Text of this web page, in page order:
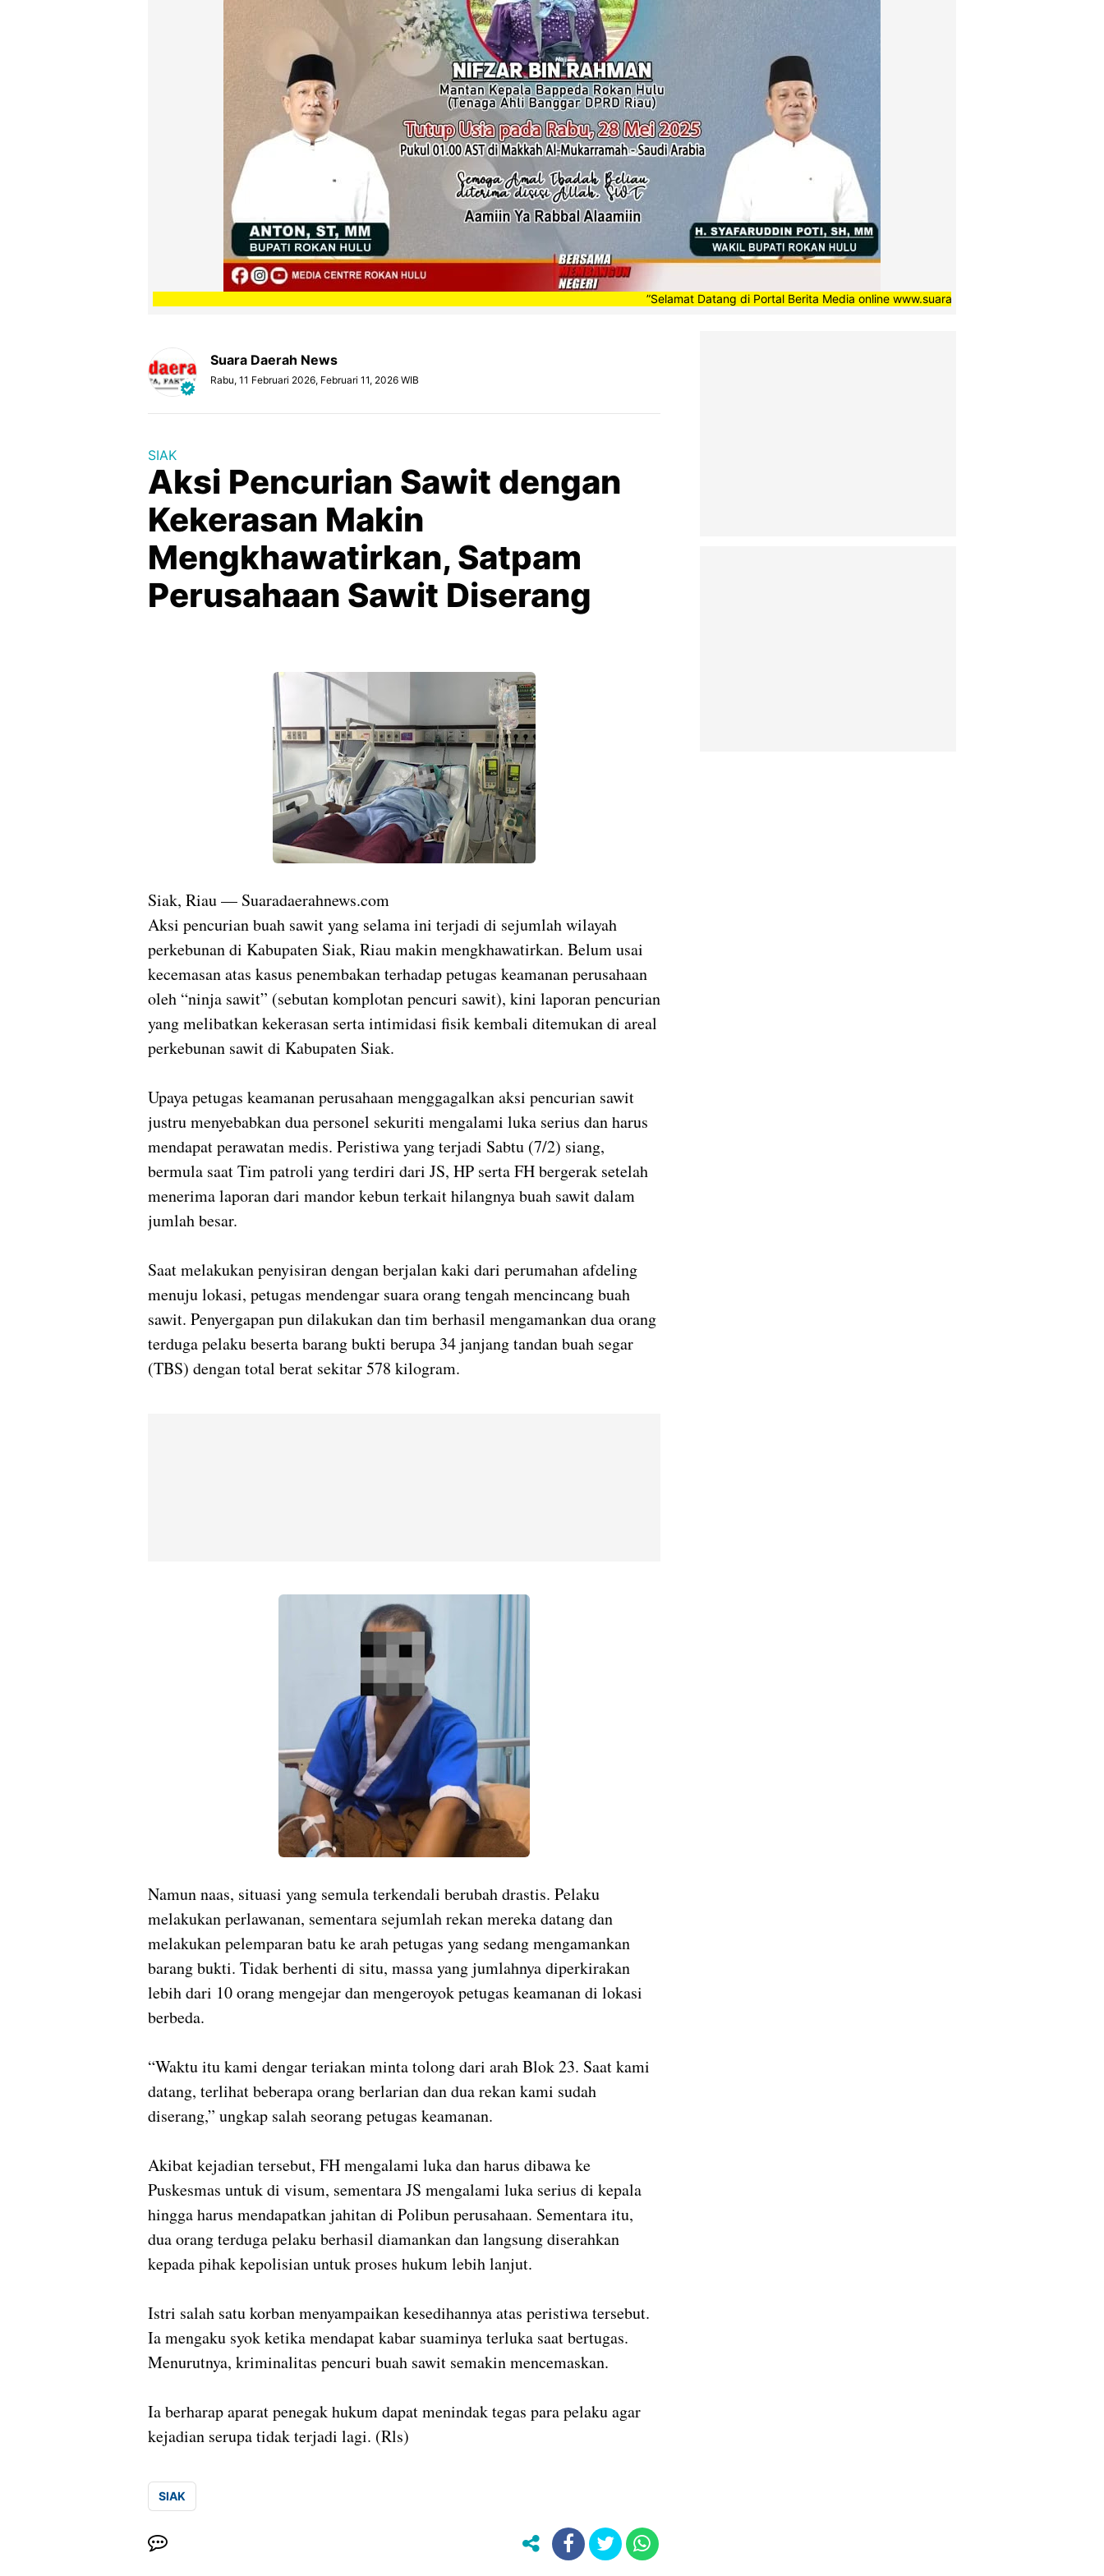
”Selamat Datang di Portal Berita Media online www.suaradaerahnews.com, semoga setiap
Suara Daerah News
Rabu, 11 Februari 2026, Februari 11, 2026 WIB
SIAK
Aksi Pencurian Sawit dengan
Kekerasan Makin
Mengkhawatirkan, Satpam
Perusahaan Sawit Diserang
Siak, Riau — Suaradaerahnews.com
Aksi pencurian buah sawit yang selama ini terjadi di sejumlah wilayah
perkebunan di Kabupaten Siak, Riau makin mengkhawatirkan. Belum usai
kecemasan atas kasus penembakan terhadap petugas keamanan perusahaan
oleh “ninja sawit” (sebutan komplotan pencuri sawit), kini laporan pencurian
yang melibatkan kekerasan serta intimidasi fisik kembali ditemukan di areal
perkebunan sawit di Kabupaten Siak.
Upaya petugas keamanan perusahaan menggagalkan aksi pencurian sawit
justru menyebabkan dua personel sekuriti mengalami luka serius dan harus
mendapat perawatan medis. Peristiwa yang terjadi Sabtu (7/2) siang,
bermula saat Tim patroli yang terdiri dari JS, HP serta FH bergerak setelah
menerima laporan dari mandor kebun terkait hilangnya buah sawit dalam
jumlah besar.
Saat melakukan penyisiran dengan berjalan kaki dari perumahan afdeling
menuju lokasi, petugas mendengar suara orang tengah mencincang buah
sawit. Penyergapan pun dilakukan dan tim berhasil mengamankan dua orang
terduga pelaku beserta barang bukti berupa 34 janjang tandan buah segar
(TBS) dengan total berat sekitar 578 kilogram.
Namun naas, situasi yang semula terkendali berubah drastis. Pelaku
melakukan perlawanan, sementara sejumlah rekan mereka datang dan
melakukan pelemparan batu ke arah petugas yang sedang mengamankan
barang bukti. Tidak berhenti di situ, massa yang jumlahnya diperkirakan
lebih dari 10 orang mengejar dan mengeroyok petugas keamanan di lokasi
berbeda.
“Waktu itu kami dengar teriakan minta tolong dari arah Blok 23. Saat kami
datang, terlihat beberapa orang berlarian dan dua rekan kami sudah
diserang,” ungkap salah seorang petugas keamanan.
Akibat kejadian tersebut, FH mengalami luka dan harus dibawa ke
Puskesmas untuk di visum, sementara JS mengalami luka serius di kepala
hingga harus mendapatkan jahitan di Polibun perusahaan. Sementara itu,
dua orang terduga pelaku berhasil diamankan dan langsung diserahkan
kepada pihak kepolisian untuk proses hukum lebih lanjut.
Istri salah satu korban menyampaikan kesedihannya atas peristiwa tersebut.
Ia mengaku syok ketika mendapat kabar suaminya terluka saat bertugas.
Menurutnya, kriminalitas pencuri buah sawit semakin mencemaskan.
Ia berharap aparat penegak hukum dapat menindak tegas para pelaku agar
kejadian serupa tidak terjadi lagi. (Rls)
SIAK